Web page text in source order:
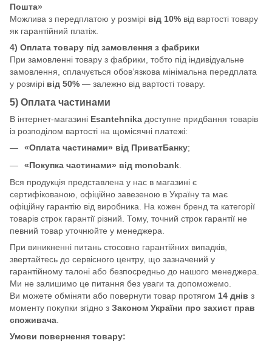
Пошта»
Можлива з передплатою у розмірі від 10% від вартості товару
як гарантійний платіж.
4) Оплата товару під замовлення з фабрики
При замовленні товару з фабрики, тобто під індивідуальне
замовлення, сплачується обов’язкова мінімальна передплата
у розмірі від 50% — залежно від вартості товару.
5) Оплата частинами
В інтернет-магазині Esantehnika доступне придбання товарів
із розподілом вартості на щомісячні платежі:
«Оплата частинами» від ПриватБанку;
«Покупка частинами» від monobank
Вся продукція представлена у нас в магазині є
сертифікованою, офіційно завезеною в Україну та має
офіційну гарантію від виробника. На кожен бренд та категорії
товарів строк гарантії різний. Тому, точний строк гарантії не
певний товар уточнюйте у менеджера.
При виникненні питань стосовно гарантійних випадків,
звертайтесь до сервісного центру, що зазначений у
гарантійному талоні або безпосредньо до нашого менеджера.
Ми не залишимо це питання без уваги та допоможемо.
Ви можете обміняти або повернути товар протягом 14 днів з
моменту покупки згідно з Законом України про захист прав
споживача
Умови повернення товару: